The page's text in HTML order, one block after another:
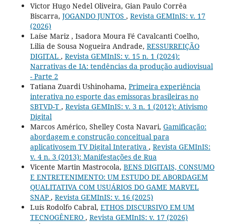
Victor Hugo Nedel Oliveira, Gian Paulo Corrêa
Biscarra, JOGANDO JUNTOS , Revista GEMInIS: v. 17
(2026)
Laíse Mariz , Isadora Moura Fé Cavalcanti Coelho,
Lilia de Sousa Nogueira Andrade, RESSURREIÇÃO
DIGITAL , Revista GEMInIS: v. 15 n. 1 (2024):
Narrativas de IA: tendências da produção audiovisual
- Parte 2
Tatiana Zuardi Ushinohama, Primeira experiência
interativa no esporte das emissoras brasileiras no
SBTVD-T , Revista GEMInIS: v. 3 n. 1 (2012): Ativismo
Digital
Marcos Américo, Shelley Costa Navari, Gamificação:
abordagem e construção conceitual para
aplicativosem TV Digital Interativa , Revista GEMInIS:
v. 4 n. 3 (2013): Manifestações de Rua
Vicente Martin Mastrocola, BENS DIGITAIS, CONSUMO
E ENTRETENIMENTO: UM ESTUDO DE ABORDAGEM
QUALITATIVA COM USUÁRIOS DO GAME MARVEL
SNAP , Revista GEMInIS: v. 16 (2025)
Luís Rodolfo Cabral, ETHOS DISCURSIVO EM UM
TECNOGÊNERO , Revista GEMInIS: v. 17 (2026)